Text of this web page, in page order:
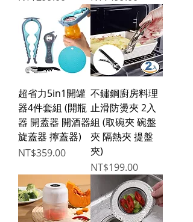
超省力5in1開罐
器4件套組 (開瓶
器 開蓋器 開酒器
旋蓋器 擰蓋器)
Price
NT$359.00
不鏽鋼廚房料理
止滑防燙夾 2入
組 (取碗夾 碗盤
夾 隔熱夾 提盤
夾)
Price
NT$199.00